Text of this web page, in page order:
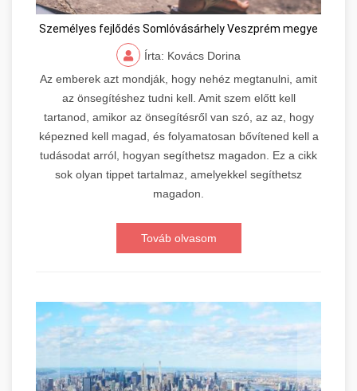
Személyes fejlődés Somlóvásárhely Veszprém megye
Írta: Kovács Dorina
Az emberek azt mondják, hogy nehéz megtanulni, amit
az önsegítéshez tudni kell. Amit szem előtt kell
tartanod, amikor az önsegítésről van szó, az az, hogy
képezned kell magad, és folyamatosan bővítened kell a
tudásodat arról, hogyan segíthetsz magadon. Ez a cikk
sok olyan tippet tartalmaz, amelyekkel segíthetsz
magadon.
Továb olvasom